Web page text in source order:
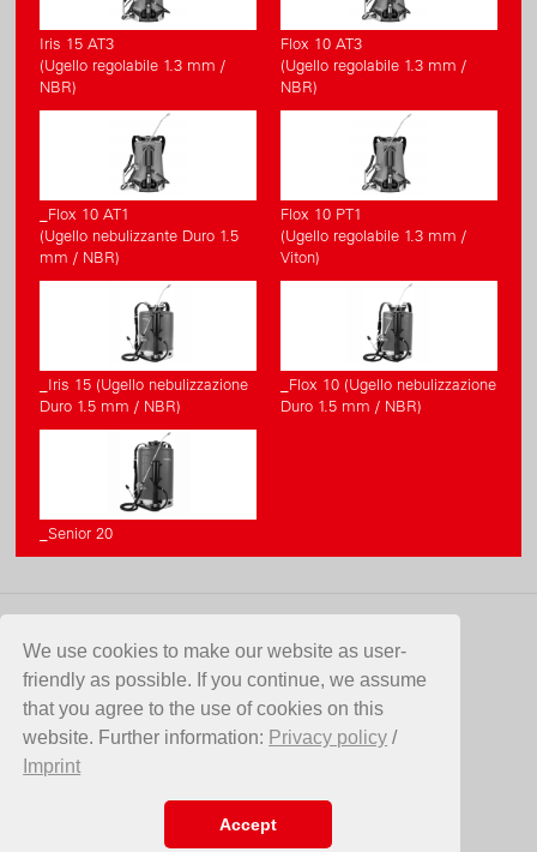
We use cookies to make our website as user-
friendly as possible. If you continue, we assume
that you agree to the use of cookies on this
website. Further information: Privacy policy /
Imprint
Accept
Iris 15 AT3
(Ugello regolabile 1.3 mm /
NBR)
Flox 10 AT3
(Ugello regolabile 1.3 mm /
NBR)
_Flox 10 AT1
(Ugello nebulizzante Duro 1.5
mm / NBR)
Flox 10 PT1
(Ugello regolabile 1.3 mm /
Viton)
_Iris 15 (Ugello nebulizzazione
Duro 1.5 mm / NBR)
_Flox 10 (Ugello nebulizzazione
Duro 1.5 mm / NBR)
_Senior 20
CONTATTO
Birchmeier Sprühtechnik AG
Im Stetterfeld 1
5608 Stetten
SVIZZERA
info@birchmeier.com